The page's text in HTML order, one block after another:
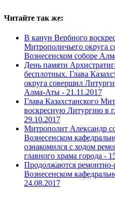
Читайте так же:
В канун Вербного
Митрополичьего округа
Вознесенском соборе
День памяти
бесплотных. Глава
округа совершил
Алма-Аты - 21.11.2017
Глава Казахстанского
воскресную Литургию в
29.10.2017
Митрополит Александр
Вознесенском
ознакомился с ходом
главного храма города -
Продолжаются ремонтно-
Вознесенском
24.08.2017